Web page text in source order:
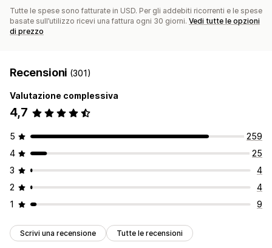
Tutte le spese sono fatturate in USD. Per gli addebiti ricorrenti e le spese
basate sull’utilizzo ricevi una fattura ogni 30 giorni. Vedi tutte le opzioni
di prezzo
Recensioni (301)
Valutazione complessiva
4,7
5
259
4
25
3
4
2
4
1
9
Scrivi una recensione Tutte le recensioni